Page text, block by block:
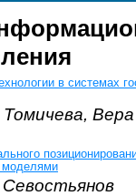
в системах
моделями